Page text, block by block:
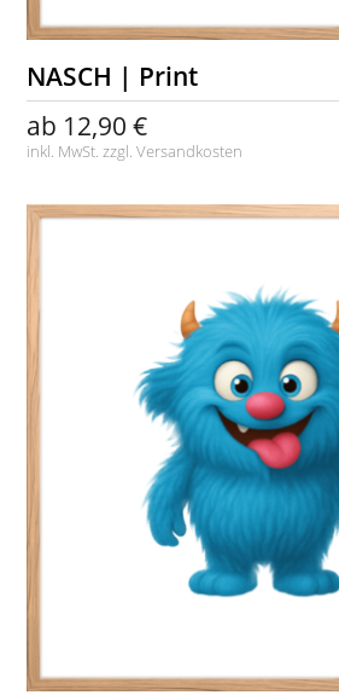
NASCH | Print
ab 12,90 €
inkl. MwSt. zzgl.Versandkosten